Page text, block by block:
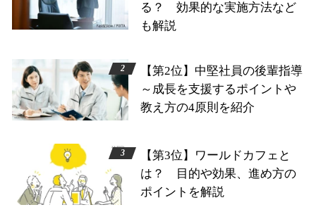
る？ 効果的な実施方法など
も解説
【第2位】中堅社員の後輩指導
～成長を支援するポイントや
教え方の4原則を紹介
【第3位】ワールドカフェと
は？ 目的や効果、進め方の
ポイントを解説